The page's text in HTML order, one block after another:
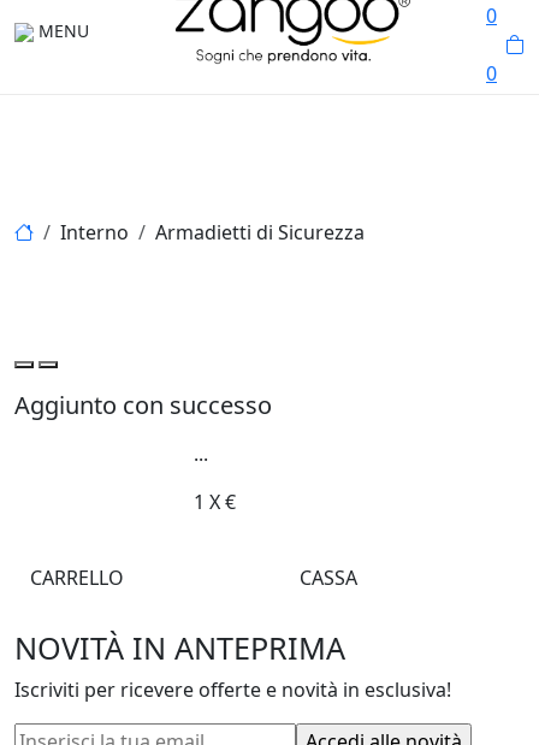
MENU
0
0
Interno Armadietti di Sicurezza
Aggiunto con successo
...
1 X€
CARRELLO CASSA
NOVITÀ IN ANTEPRIMA
Iscriviti per ricevere offerte e novità in esclusiva!